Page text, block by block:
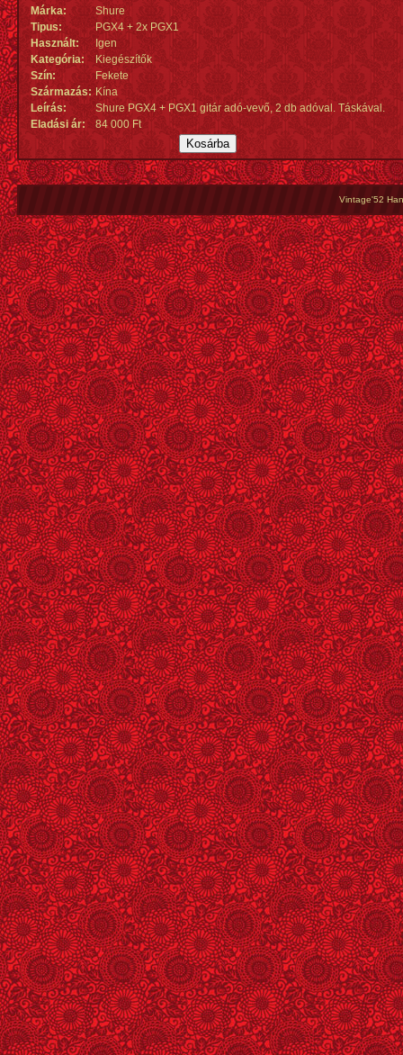
Márka:
Shure
Tipus:
PGX4 + 2x PGX1
Használt:
Igen
Kategória:
Kiegészítők
Szín:
Fekete
Származás: Kína
Leírás:
Shure PGX4 + PGX1 gitár adó-vevő, 2 db adóval. Táskával.
Eladási ár:
84 000 Ft
Vintage'52